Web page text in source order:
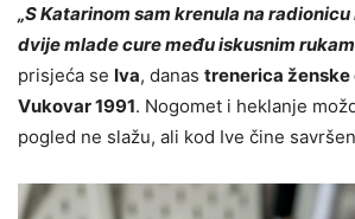
„S Katarinom sam krenula na
dvije mlade cure među iskusnim
prisjeća se Iva, danas trenerica ženske
Vukovar 1991. Nogomet i heklanje
pogled ne slažu, ali kod Ive čine